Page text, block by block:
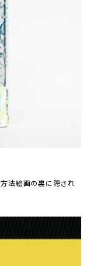
――絵画の裏に隠され